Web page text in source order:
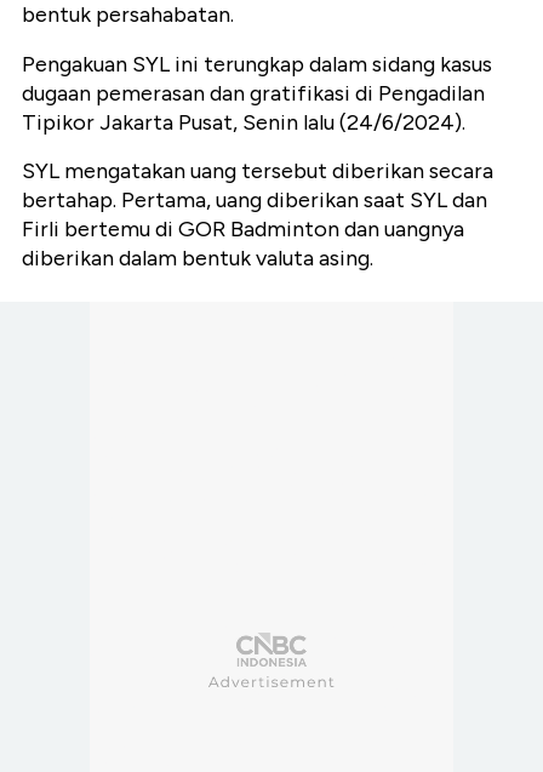
bentuk persahabatan.
Pengakuan SYL ini terungkap dalam sidang kasus
dugaan pemerasan dan gratifikasi di Pengadilan
Tipikor Jakarta Pusat, Senin lalu (24/6/2024).
SYL mengatakan uang tersebut diberikan secara
bertahap. Pertama, uang diberikan saat SYL dan
Firli bertemu di GOR Badminton dan uangnya
diberikan dalam bentuk valuta asing.